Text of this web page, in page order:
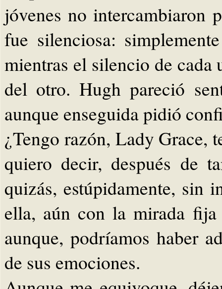
jóvenes no intercambiaron
fue silenciosa:
mientras el silencio de
del otro. Hugh pareció
aunque enseguida pidió
¿Tengo razón, Lady
quiero decir, después de
quizás, estúpidamente, sin
ella, aún con la mirada
aunque, podríamos haber
de sus emociones.